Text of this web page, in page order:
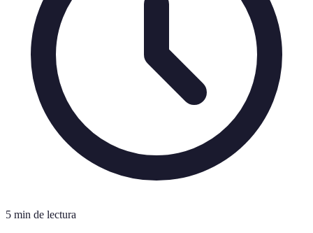
5 min de lectura